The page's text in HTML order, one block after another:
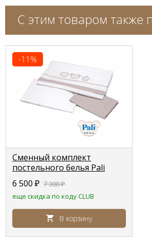
С этим товаром также
-11%
Сменный комплект
постельного белья Pali
Birillo (Бирилло)
6 500 ₽ 7 300₽
еще скидка по коду CLUB
В корзину